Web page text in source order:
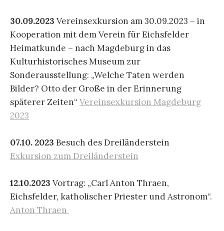
30.09.2023 Vereinsexkursion am 30.09.2023 – in
Kooperation mit dem Verein für Eichsfelder
Heimatkunde – nach Magdeburg in das
Kulturhistorisches Museum zur
Sonderausstellung: „Welche Taten werden
Bilder? Otto der Große in der Erinnerung
späterer Zeiten“ Vereinsexkursion Magdeburg
2023
07.10. 2023 Besuch des Dreiländerstein
Exkursion zum Dreiländerstein
12.10.2023 Vortrag: „Carl Anton Thraen,
Eichsfelder, katholischer Priester und Astronom“.
Anton Thraen